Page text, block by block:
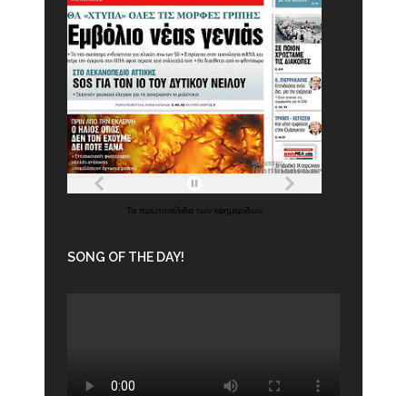
Τα πρωτοσέλιδα των εφημερίδων
SONG OF THE DAY!